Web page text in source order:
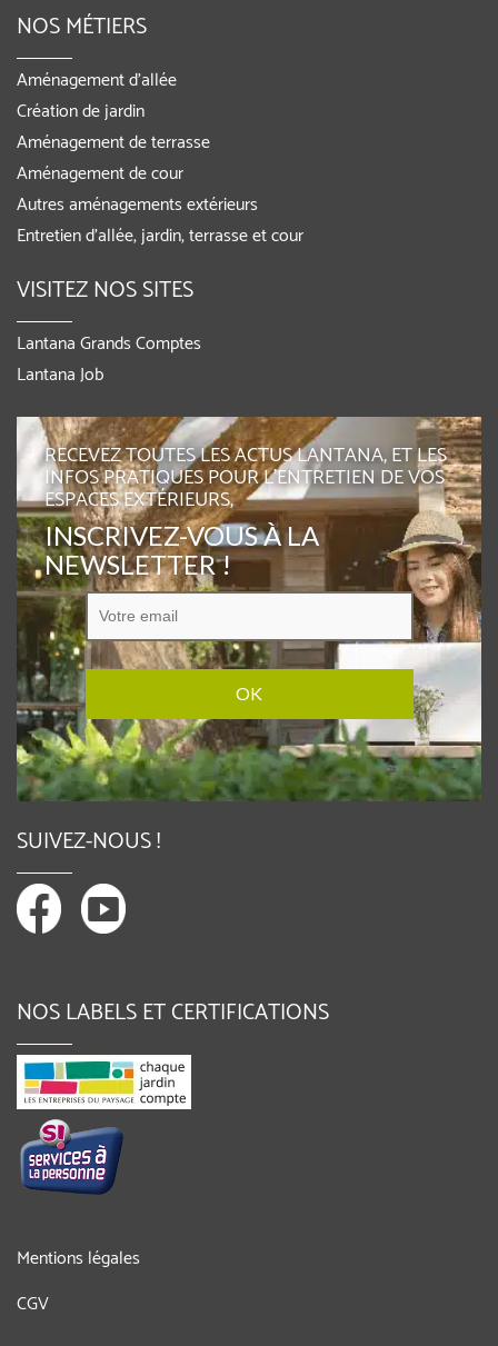
NOS MÉTIERS
Aménagement d’allée
Création de jardin
Aménagement de terrasse
Aménagement de cour
Autres aménagements extérieurs
Entretien d’allée, jardin, terrasse et cour
VISITEZ NOS SITES
Lantana Grands Comptes
Lantana Job
RECEVEZ TOUTES LES ACTUS LANTANA, ET LES
INFOS PRATIQUES POUR L'ENTRETIEN DE VOS
ESPACES EXTÉRIEURS,
INSCRIVEZ-VOUS À LA
NEWSLETTER !
SUIVEZ-NOUS !
NOS LABELS ET CERTIFICATIONS
Mentions légales
CGV